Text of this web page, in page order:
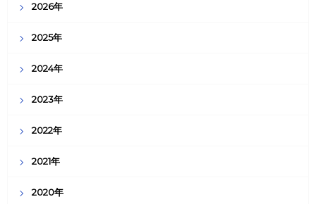
2026年
2025年
2024年
2023年
2022年
2021年
2020年